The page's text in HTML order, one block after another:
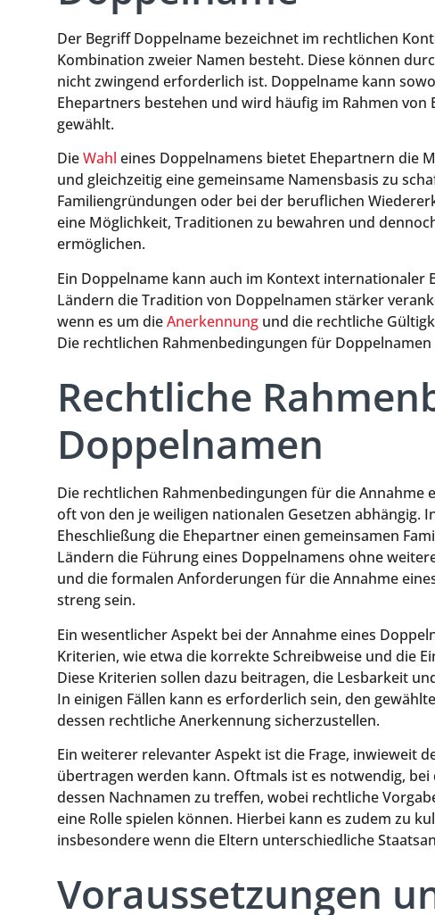
Der Begriff Doppelname bezeichnet im rechtlichen
Kombination zweier Namen besteht. Diese können
nicht zwingend erforderlich ist. Doppelname kann
Ehepartners bestehen und wird häufig im Rahmen
gewählt.
DieWahl eines Doppelnamens bietet Ehepartnern die
und gleichzeitig eine gemeinsame Namensbasis zu
Familiengründungen oder bei der beruflichen
eine Möglichkeit, Traditionen zu bewahren und
ermöglichen.
Ein Doppelname kann auch im Kontext internationaler
Ländern die Tradition von Doppelnamen stärker
wenn es um dieAnerkennung und die rechtliche
Die rechtlichen Rahmenbedingungen für
Rechtliche
Doppelnamen
Die rechtlichen Rahmenbedingungen für die
oft von den je weiligen nationalen Gesetzen abhängig.
Eheschließung die Ehepartner einen gemeinsamen
Ländern die Führung eines Doppelnamens ohne
und die formalen Anforderungen für die Annahme
streng sein.
Ein wesentlicher Aspekt bei der Annahme eines
Kriterien, wie etwa die korrekte Schreibweise und die
Diese Kriterien sollen dazu beitragen, die Lesbarkeit
In einigen Fällen kann es erforderlich sein, den
dessen rechtliche Anerkennung sicherzustellen.
Ein weiterer relevanter Aspekt ist die Frage, inwieweit
übertragen werden kann. Oftmals ist es notwendig,
dessen Nachnamen zu treffen, wobei rechtliche
eine Rolle spielen können. Hierbei kann es zudem zu
insbesondere wenn die Eltern unterschiedliche
Voraussetzungen